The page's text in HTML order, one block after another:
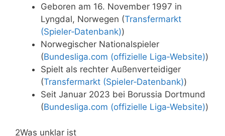
Geboren am 16. November 1997 in
Lyngdal, Norwegen (Transfermarkt
(Spieler‑Datenbank))
Norwegischer Nationalspieler
(Bundesliga.com (offizielle Liga‑Website))
Spielt als rechter Außenverteidiger
(Transfermarkt (Spieler‑Datenbank))
Seit Januar 2023 bei Borussia Dortmund
(Bundesliga.com (offizielle Liga‑Website))
2Was unklar ist